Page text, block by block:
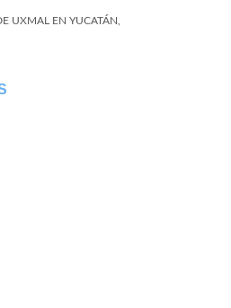
UXMAL EN YUCATÁN,